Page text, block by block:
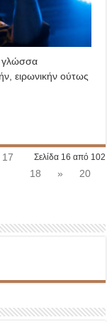
γλώσσα
ειρωνικήν ούτως
Σελίδα 16 από 102
17
18
»
20